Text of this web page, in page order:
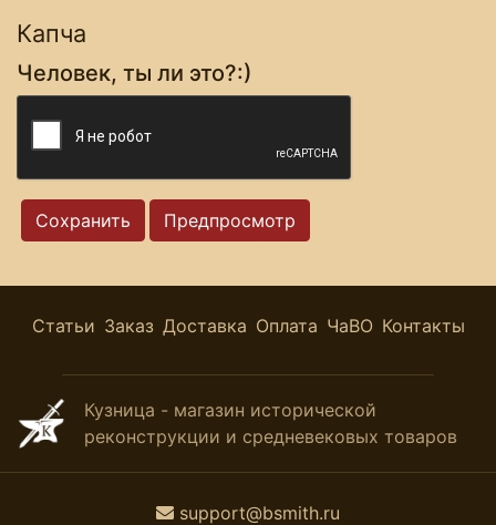
Капча
Человек, ты ли это?:)
Статьи Заказ Доставка Оплата ЧаВО Контакты
Кузница - магазин исторической
реконструкции и средневековых товаров
support@bsmith.ru